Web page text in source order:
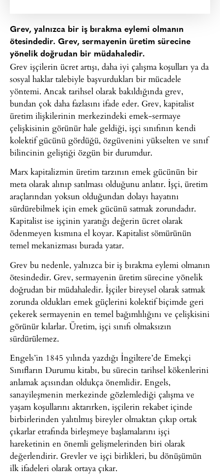
Grev, yalnızca bir iş bırakma eylemi olmanın
ötesindedir. Grev, sermayenin üretim sürecine
yönelik doğrudan bir müdahaledir.
Grev işçilerin ücret artışı, daha iyi çalışma koşulları ya da
sosyal haklar talebiyle başvurdukları bir mücadele
yöntemi. Ancak tarihsel olarak bakıldığında grev,
bundan çok daha fazlasını ifade eder. Grev, kapitalist
üretim ilişkilerinin merkezindeki emek-sermaye
çelişkisinin görünür hale geldiği, işçi sınıfının kendi
kolektif gücünü gördüğü, özgüvenini yükselten ve sınıf
bilincinin geliştiği özgün bir durumdur.
Marx kapitalizmin üretim tarzının emek gücünün bir
meta olarak alınıp satılması olduğunu anlatır. İşçi, üretim
araçlarından yoksun olduğundan dolayı hayatını
sürdürebilmek için emek gücünü satmak zorundadır.
Kapitalist ise işçinin yaratığı değerin ücret olarak
ödenmeyen kısmına el koyar. Kapitalist sömürünün
temel mekanizması burada yatar.
Grev bu nedenle, yalnızca bir iş bırakma eylemi olmanın
ötesindedir. Grev, sermayenin üretim sürecine yönelik
doğrudan bir müdahaledir. İşçiler bireysel olarak satmak
zorunda oldukları emek güçlerini kolektif biçimde geri
çekerek sermayenin en temel bağımlılığını ve çelişkisini
görünür kılarlar. Üretim, işçi sınıfı olmaksızın
sürdürülemez.
Engels’in 1845 yılında yazdığı İngiltere’de Emekçi
Sınıfların Durumu kitabı, bu sürecin tarihsel kökenlerini
anlamak açısından oldukça önemlidir. Engels,
sanayileşmenin merkezinde gözlemlediği çalışma ve
yaşam koşullarını aktarırken, işçilerin rekabet içinde
birbirlerinden yalıtılmış bireyler olmaktan çıkıp ortak
çıkarlar etrafında birleşmeye başlamalarını işçi
hareketinin en önemli gelişmelerinden biri olarak
değerlendirir. Grevler ve işçi birlikleri, bu dönüşümün
ilk ifadeleri olarak ortaya çıkar.